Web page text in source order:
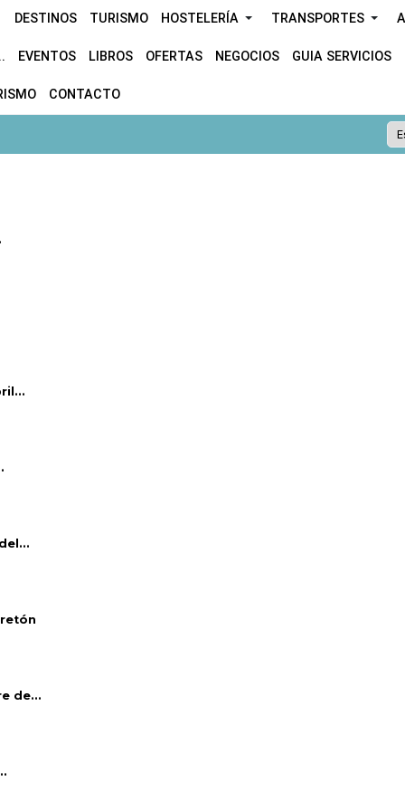
DESTINOS TURISMO HOSTELERÍA TRANSPORTES
EVENTOS LIBROS OFERTAS NEGOCIOS GUIA SERVICIOS
CONTACTO
de...